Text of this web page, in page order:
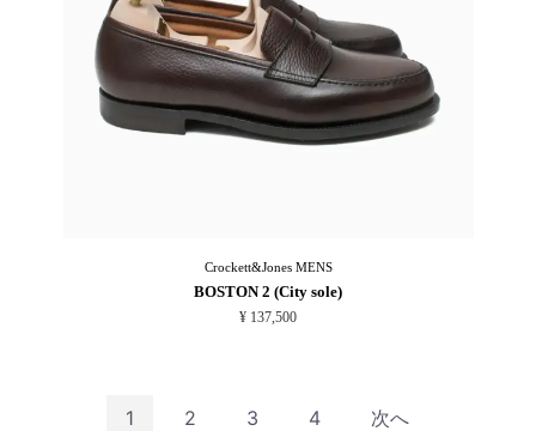
Crockett&JonesMENS
BOSTON 2 (City sole)
¥ 137,500
1 2 3 4 次へ